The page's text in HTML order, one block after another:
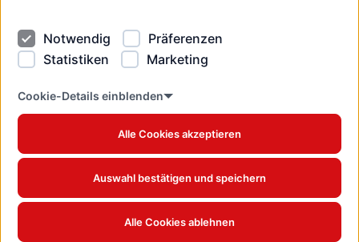
Notwendig
Präferenzen
Statistiken
Marketing
Cookie-Details einblenden
Alle Cookies akzeptieren
Auswahl bestätigen und speichern
Alle Cookies ablehnen
Datenschutzhinweise
Barrierefreiheit
Cookie Erklärung
www.luebeck.de